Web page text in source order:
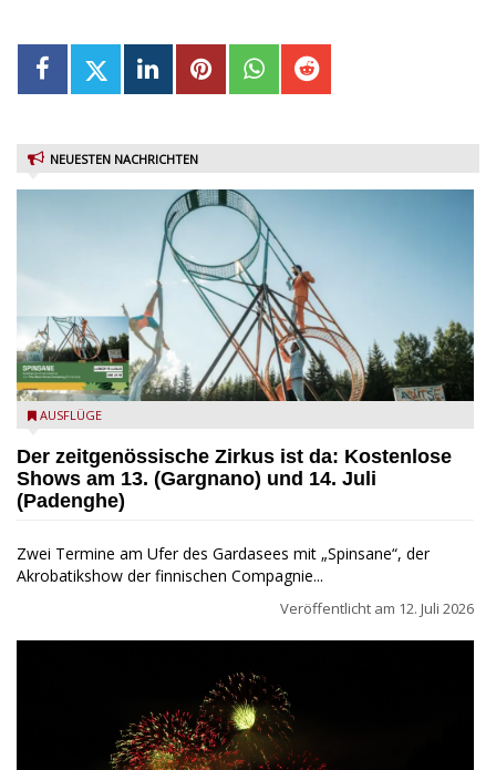
NEUESTEN NACHRICHTEN
Zirkus Spinsane
AUSFLÜGE
Der zeitgenössische Zirkus ist da: Kostenlose
Shows am 13. (Gargnano) und 14. Juli
(Padenghe)
Zwei Termine am Ufer des Gardasees mit „Spinsane“, der
Akrobatikshow der finnischen Compagnie...
Veröffentlicht am 12. Juli 2026